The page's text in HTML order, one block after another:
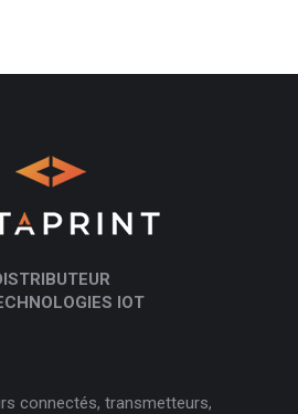
IOT
connectés, transmetteurs,